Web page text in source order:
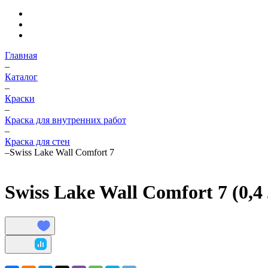
Главная
–
Каталог
–
Краски
–
Краска для внутренних работ
–
Краска для стен
–Swiss Lake Wall Comfort 7
Swiss Lake Wall Comfort 7 (0,4